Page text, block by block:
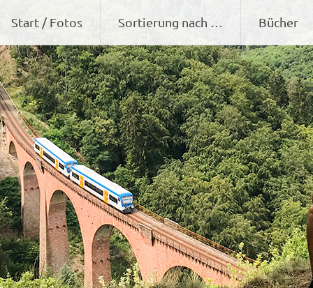
Inhalt
springen
Start / Fotos Sortierung nach … Bücher